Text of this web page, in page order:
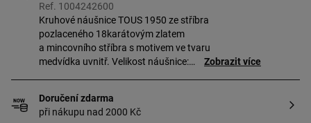
Ref. 1004242600
Kruhové náušnice TOUS 1950 ze stříbra
pozlaceného 18karátovým zlatem
a mincovního stříbra s motivem ve tvaru
medvídka uvnitř. Velikost náušnice:
18karátovým až 23karátovým zlatem
o tloušťce 3 mikrony. Tato kvalita
Zobrazit více
Doručení zdarma
při nákupu nad 2000 Kč